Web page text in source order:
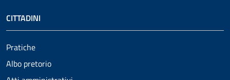
CITTADINI
Pratiche
Albo pretorio